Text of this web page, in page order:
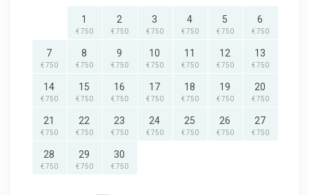
1
€ 750
2
€ 750
3
€ 750
4
€ 750
5
€ 750
6
€ 750
7
€ 750
8
€ 750
9
€ 750
10
€ 750
11
€ 750
12
€ 750
13
€ 750
14
€ 750
15
€ 750
16
€ 750
17
€ 750
18
€ 750
19
€ 750
20
€ 750
21
€ 750
22
€ 750
23
€ 750
24
€ 750
25
€ 750
26
€ 750
27
€ 750
28
€ 750
29
€ 750
30
€ 750